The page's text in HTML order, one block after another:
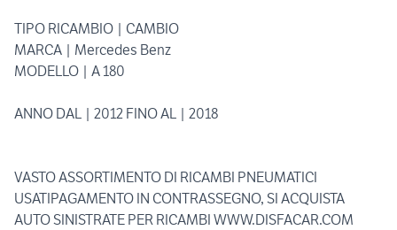
TIPO RICAMBIO | CAMBIO
MARCA | Mercedes Benz
MODELLO | A 180
ANNO DAL | 2012 FINO AL | 2018
VASTO ASSORTIMENTO DI RICAMBI PNEUMATICI
USATIPAGAMENTO IN CONTRASSEGNO, SI ACQUISTA
AUTO SINISTRATE PER RICAMBI WWW.DISFACAR.COM